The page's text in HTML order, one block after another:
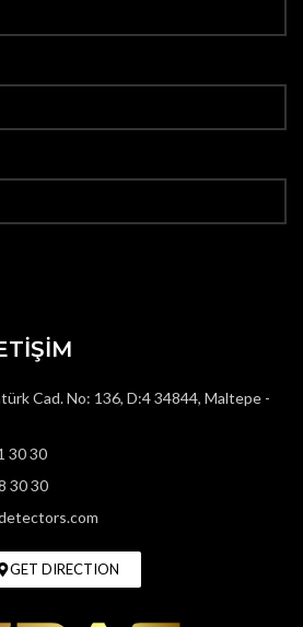
Cad. No: 136, D:4 34844, Maltepe -
30 30
30 30
GET DIRECTION